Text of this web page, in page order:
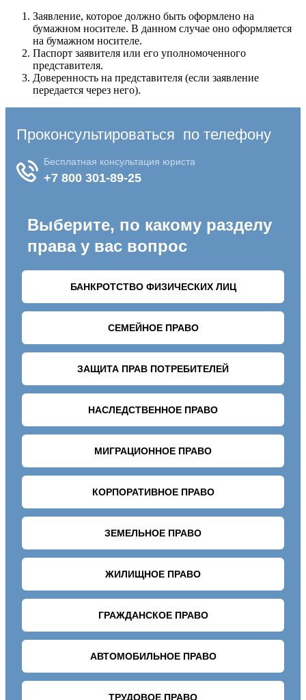
Заявление, которое должно быть оформлено на
бумажном носителе. В данном случае оно оформляется
на бумажном носителе.
Паспорт заявителя или его уполномоченного
представителя.
Доверенность на представителя (если заявление
передается через него).